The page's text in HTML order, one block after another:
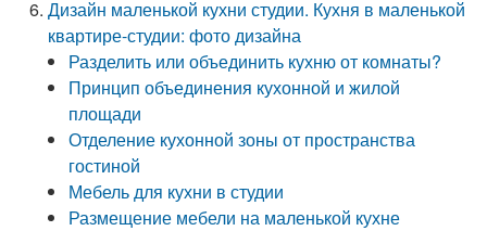
Дизайн маленькой кухни студии. Кухня в маленькой
квартире-студии: фото дизайна
Разделить или объединить кухню от комнаты?
Принцип объединения кухонной и жилой
площади
Отделение кухонной зоны от пространства
гостиной
Мебель для кухни в студии
Размещение мебели на маленькой кухне